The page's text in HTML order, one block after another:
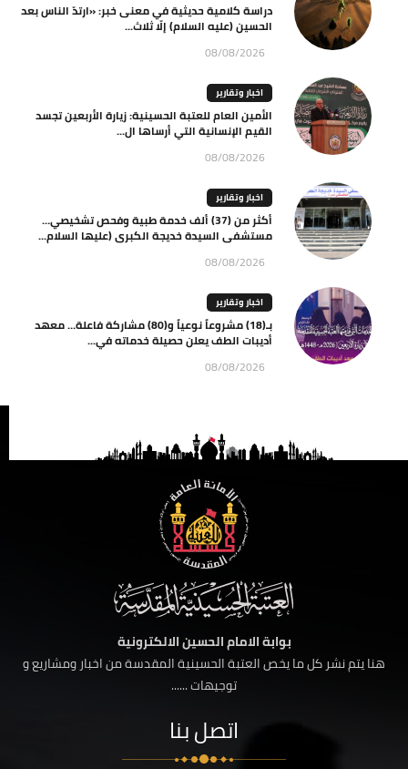
دراسة كلامية حديثية في معنى خبر: «ارتدّ الناس بعد
الحسين (عليه السلام) إلّا ثلاث...
08/08/2026
اخبار وتقارير
الأمين العام للعتبة الحسينية: زيارة الأربعين تجسد
القيم الإنسانية التي أرساها ال...
08/08/2026
اخبار وتقارير
أكثر من (37) ألف خدمة طبية وفحص تشخيصي…
مستشفى السيدة خديجة الكبرى (عليها السلام...
08/08/2026
اخبار وتقارير
بـ(18) مشروعاً نوعياً و(80) مشاركة فاعلة… معهد
أديبات الطف يعلن حصيلة خدماته في...
08/08/2026
بوابة الامام الحسين الالكترونية
هنا يتم نشر كل ما يخص العتبة الحسينية المقدسة من اخبار ومشاريع و
توجيهات ......
اتصل بنا